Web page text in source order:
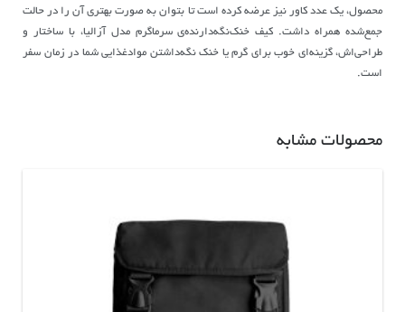
محصول، یک عدد کاور نیز عرضه کرده است تا بتوان به صورت بهتری آن را در حالت
جمع‌شده همراه داشت. کیف خنک‌نگه‌دارنده‌ی سرماگرم مدل آزالیا، با ساختار و
طراحی‌اش، گزینه‌ای خوب برای گرم یا خنک نگه‌داشتن موادغذایی شما در زمان سفر
است.
محصولات مشابه